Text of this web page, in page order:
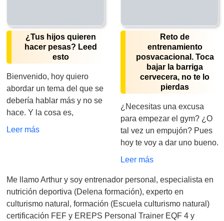
¿Tus hijos quieren
hacer pesas? Leed
esto
Bienvenido, hoy quiero
abordar un tema del que se
debería hablar más y no se
hace. Y la cosa es,
Leer más
Reto de
entrenamiento
posvacacional. Toca
bajar la barriga
cervecera, no te lo
pierdas
¿Necesitas una excusa
para empezar el gym? ¿O
tal vez un empujón? Pues
hoy te voy a dar uno bueno.
Leer más
Me llamo Arthur y soy entrenador personal, especialista en
nutrición deportiva (Delena formación), experto en
culturismo natural, formación (Escuela culturismo natural)
certificación FEF y EREPS Personal Trainer EQF 4 y